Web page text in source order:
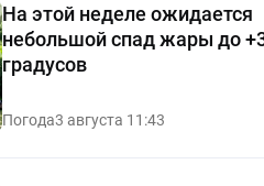
На этой неделе ожидается
небольшой спад жары до
градусов
Погода3 августа 11:43